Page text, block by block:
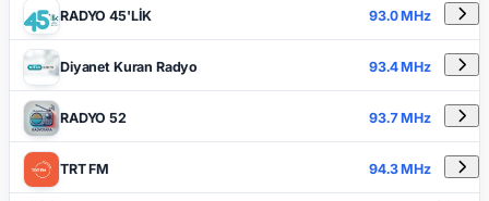
RADYO 45'LİK 93.0 MHz
Diyanet Kuran Radyo 93.4 MHz
RADYO 52 93.7 MHz
TRT FM 94.3 MHz